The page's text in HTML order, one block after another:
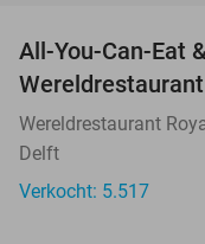
All-You-Can-Eat
Wereldrestaurant
Delft
Verkocht: 5.517